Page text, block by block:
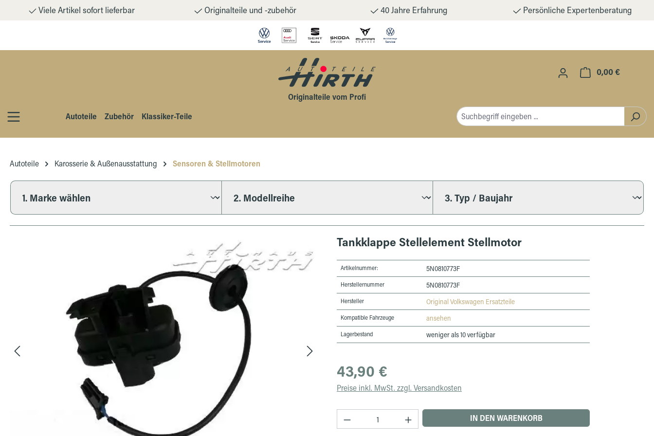
Hauptinhalt springen
Zur Suche springen
Zur Hauptnavigation springen
Viele Artikel sofort lieferbar Originalteile und -zubehör 40 Jahre Erfahrung Persönliche Expertenberatung
0,00 €
Originalteile vom Profi
Autoteile
Zubehör Klassiker-Teile
Autoteile Karosserie & Außenausstattung Sensoren & Stellmotoren
Tankklappe Stellelement Stellmotor
Artikelnummer: 5N0810773F
Herstellernummer 5N0810773F
Hersteller Original Volkswagen Ersatzteile
Kompatible Fahrzeuge ansehen
Lagerbestand weniger als 10 verfügbar
Regulärer Preis:
43,90 €
Preise inkl. MwSt. zzgl. Versandkosten
Produkt Anzahl: Gib den gewünschten Wert ein oder benutze
IN DEN WARENKORB